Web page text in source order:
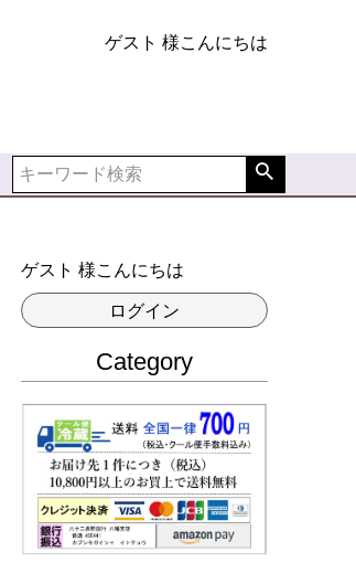
ゲスト 様こんにちは
ゲスト 様こんにちは
ログイン
Category